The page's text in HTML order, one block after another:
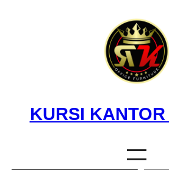
KURSI